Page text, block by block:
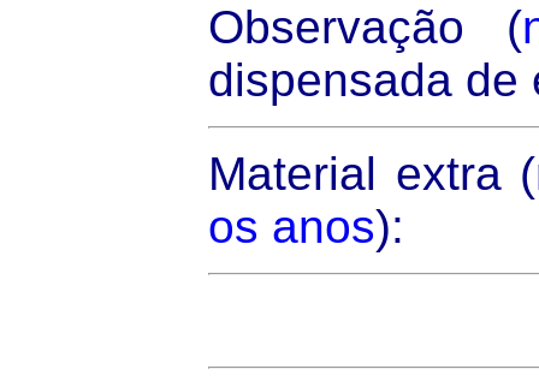
Observação (
dispensada de
Material extra
os anos):